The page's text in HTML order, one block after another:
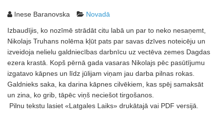
Inese Baranovska Novadā
Izbaudījis, ko nozīmē strādāt citu labā un par to neko nesaņemt,
Nikolajs Truhans nolēma kļūt pats par savas dzīves noteicēju un
izveidoja nelielu galdniecības darbnīcu uz vectēva zemes Dagdas
ezera krastā. Kopš pērnā gada vasaras Nikolajs pēc pasūtījumu
izgatavo kāpnes un līdz jūlijam viņam jau darba pilnas rokas.
Galdnieks saka, ka darina kāpnes cilvēkiem, kas spēj samaksāt
un zina, ko grib, tāpēc viņš neciešot tirgošanos.
Pilnu tekstu lasiet «Latgales Laiks» drukātajā vai PDF versijā.